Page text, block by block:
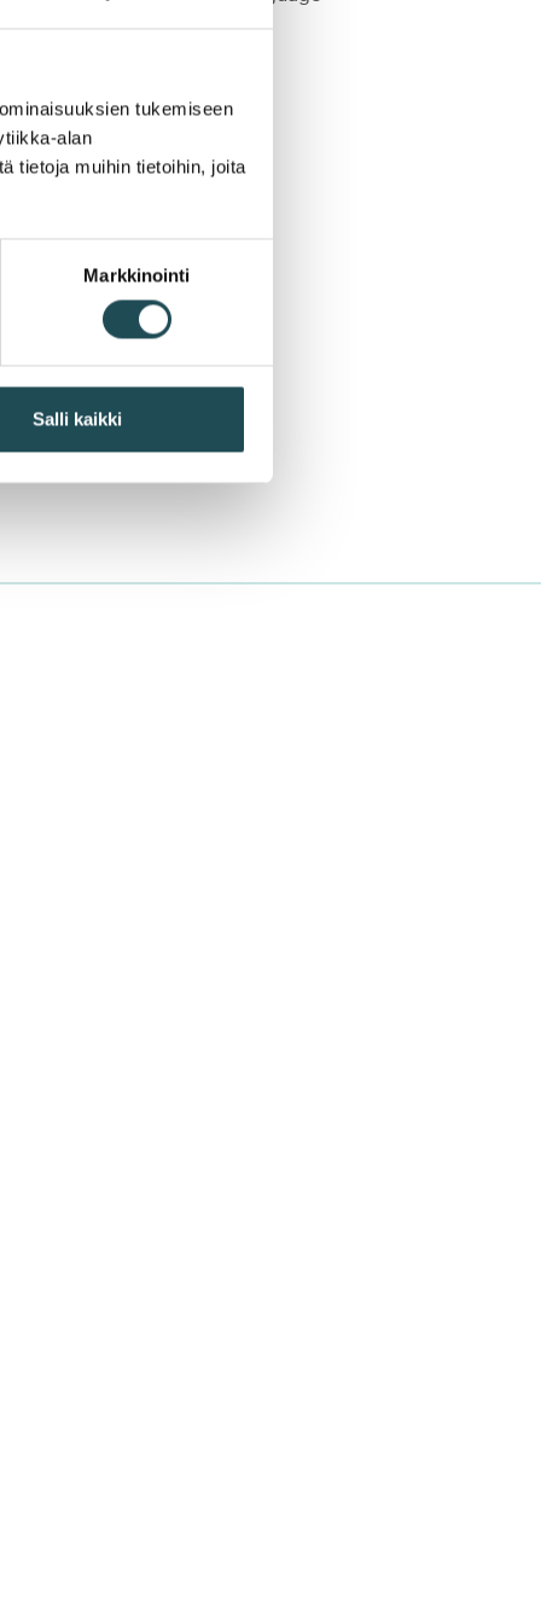
tukemiseen
alan
tietoja muihin tietoihin, joita
Markkinointi
Salli kaikki
listings.